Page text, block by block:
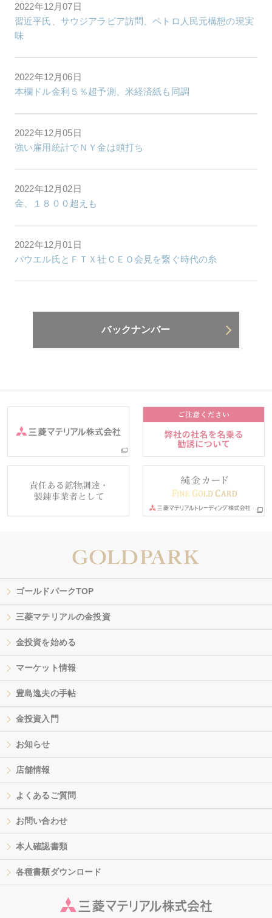
2022年12月07日
習近平氏、サウジアラビア訪問、ペトロ人民元構想の現実
味
2022年12月06日
本欄ドル金利５％超予測、米経済紙も同調
2022年12月05日
強い雇用統計でＮＹ金は頭打ち
2022年12月02日
金、１８００超えも
2022年12月01日
パウエル氏とＦＴＸ社ＣＥＯ会見を繋ぐ時代の糸
バックナンバー
ゴールドパークTOP
三菱マテリアルの金投資
金投資を始める
マーケット情報
豊島逸夫の手帖
金投資入門
お知らせ
店舗情報
よくあるご質問
お問い合わせ
本人確認書類
各種書類ダウンロード